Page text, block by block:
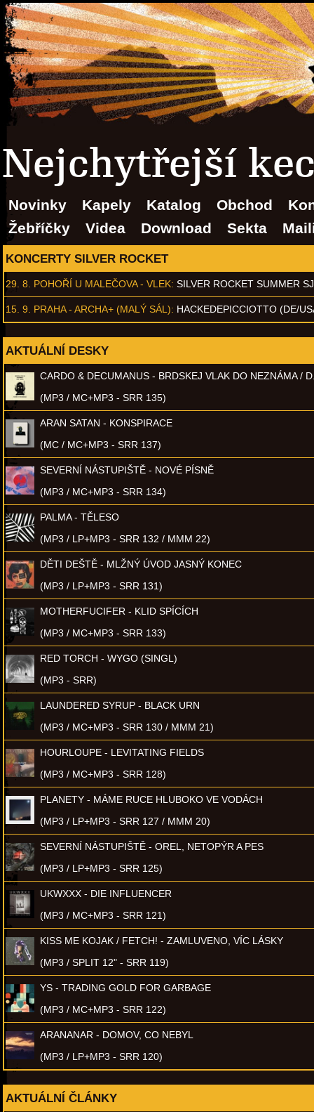
Nejchytřejší
Novinky Kapely Katalog Obchod
Žebříčky
Videa Download Sekta
KONCERTY SILVER ROCKET
29. 8. POHOŘÍ U MALEČOVA - VLEK: SILVER ROCKET SUMMER
15. 9. PRAHA - ARCHA+ (MALÝ SÁL): HACKEDEPICCIOTTO (DE/
AKTUÁLNÍ DESKY
CARDO & DECUMANUS - BRDSKEJ VLAK DO NEZNÁMA /
(MP3 / MC+MP3 - SRR 135)
ARAN SATAN - KONSPIRACE
(MC / MC+MP3 - SRR 137)
SEVERNÍ NÁSTUPIŠTĚ - NOVÉ PÍSNĚ
(MP3 / MC+MP3 - SRR 134)
PALMA - TĚLESO
(MP3 / LP+MP3 - SRR 132 / MMM 22)
DĚTI DEŠTĚ - MLŽNÝ ÚVOD JASNÝ KONEC
(MP3 / LP+MP3 - SRR 131)
MOTHERFUCIFER - KLID SPÍCÍCH
(MP3 / MC+MP3 - SRR 133)
RED TORCH - WYGO (SINGL)
(MP3 - SRR)
LAUNDERED SYRUP - BLACK URN
(MP3 / MC+MP3 - SRR 130 / MMM 21)
HOURLOUPE - LEVITATING FIELDS
(MP3 / MC+MP3 - SRR 128)
PLANETY - MÁME RUCE HLUBOKO VE VODÁCH
(MP3 / LP+MP3 - SRR 127 / MMM 20)
SEVERNÍ NÁSTUPIŠTĚ - OREL, NETOPÝR A PES
(MP3 / LP+MP3 - SRR 125)
UKWXXX - DIE INFLUENCER
(MP3 / MC+MP3 - SRR 121)
KISS ME KOJAK / FETCH! - ZAMLUVENO, VÍC LÁSKY
(MP3 / SPLIT 12" - SRR 119)
YS - TRADING GOLD FOR GARBAGE
(MP3 / MC+MP3 - SRR 122)
ARANANAR - DOMOV, CO NEBYL
(MP3 / LP+MP3 - SRR 120)
AKTUÁLNÍ ČLÁNKY